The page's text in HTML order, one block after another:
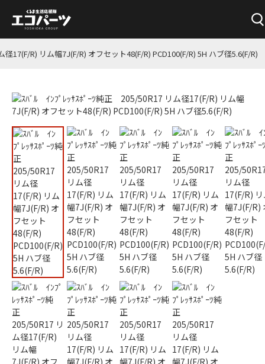
R) リム幅7J(F/R) オフセット48(F/R) PCD100(F/R) 5H ハブ径5.6(F/R)